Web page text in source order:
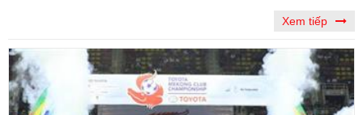
Xem tiếp